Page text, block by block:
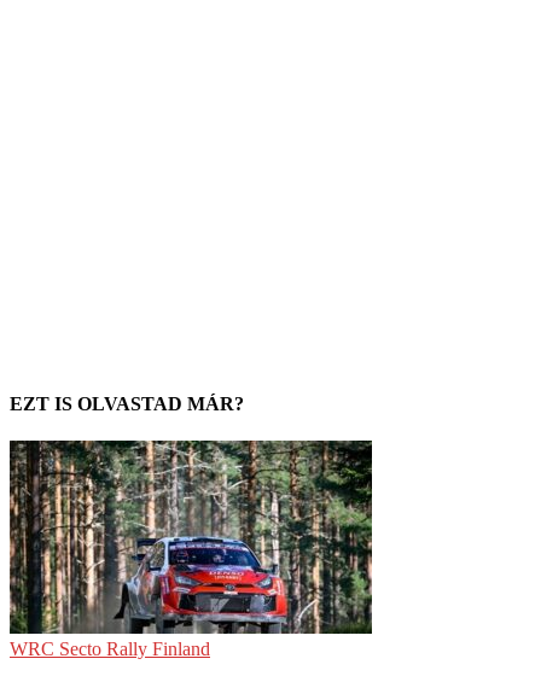
EZT IS OLVASTAD MÁR?
WRC Secto Rally Finland